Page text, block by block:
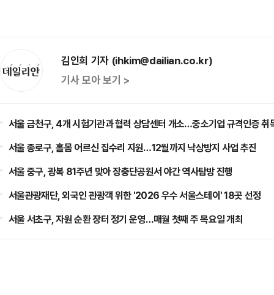
김인희 기자 (ihkim@dailian.co.kr)
기사 모아 보기 >
서울 금천구, 4개 시험기관과 협력 상담센터 개소…중소기업 규격인증 취
서울 종로구, 홀몸 어르신 집수리 지원…12월까지 낙상방지 사업 추진
서울 중구, 광복 81주년 맞아 장충단공원서 야간 역사탐방 진행
서울관광재단, 외국인 관광객 위한 '2026 우수 서울스테이' 18곳 선정
서울 서초구, 자원 순환 장터 정기 운영…매월 첫째 주 목요일 개최